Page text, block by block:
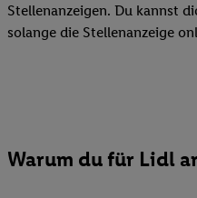
Stellenanzeigen. Du kannst
solange die Stellenanzeige
Warum du für Lidl